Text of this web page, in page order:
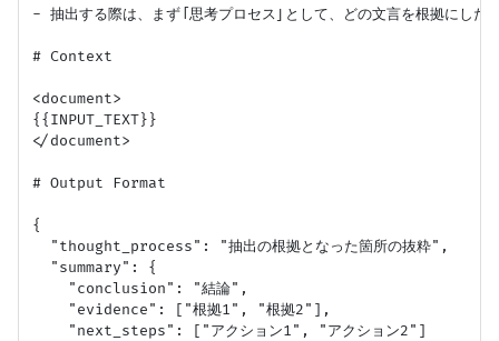
- 抽出する際は、まず「思考プロセス」として、どの文言を根拠にした
# Context
<document>
{{INPUT_TEXT}}
</document>
# Output Format
{
  "thought_process": "抽出の根拠となった箇所の抜粋",
  "summary": {
    "conclusion": "結論",
    "evidence": ["根拠1", "根拠2"],
    "next_steps": ["アクション1", "アクション2"]